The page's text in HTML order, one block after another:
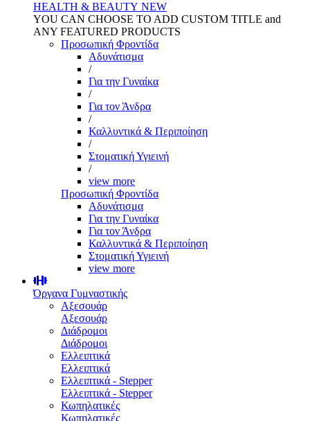
HEALTH & BEAUTY NEW
YOU CAN CHOOSE TO ADD CUSTOM TITLE and
ANY FEATURED PRODUCTS
Προσωπική Φροντίδα
Αδυνάτισμα
/
Για την Γυναίκα
/
Για τον Άνδρα
/
Καλλυντικά & Περιποίηση
/
Στοματική Υγιεινή
/
view more
Προσωπική Φροντίδα
Αδυνάτισμα
Για την Γυναίκα
Για τον Άνδρα
Καλλυντικά & Περιποίηση
Στοματική Υγιεινή
view more
Όργανα Γυμναστικής
Αξεσουάρ
Αξεσουάρ
Διάδρομοι
Διάδρομοι
Ελλειπτικά
Ελλειπτικά
Ελλειπτικά - Stepper
Ελλειπτικά - Stepper
Κωπηλατικές
Κωπηλατικές